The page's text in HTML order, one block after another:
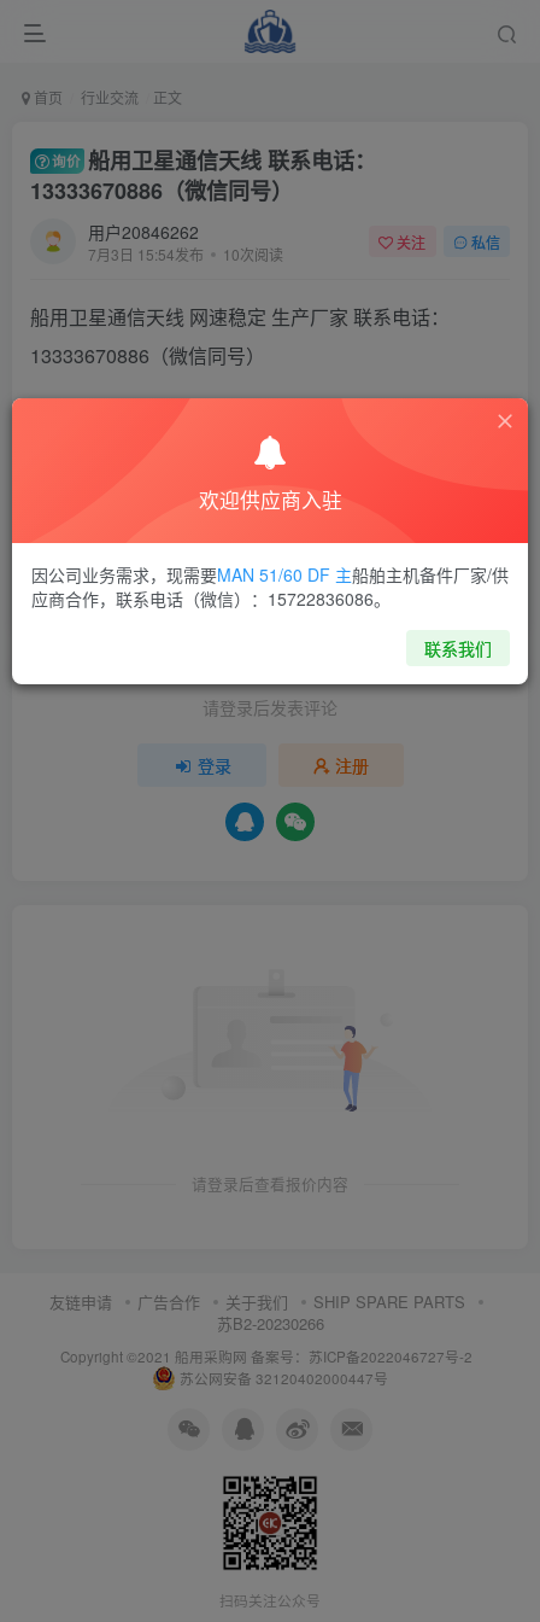
首页 行业交流 正文
询价 船用卫星通信天线 联系电话：
13333670886（微信同号）
用户20846262
7月3日 15:54发布 10次阅读
关注 私信
船用卫星通信天线 网速稳定 生产厂家 联系电话：
13333670886（微信同号）
有效，若有疑问或其他问题，请在下方留言或联系客服。
请登录后发表评论
登录 注册
请登录后查看报价内容
友链申请 广告合作 关于我们
SHIP SPARE PARTS
苏B2-20230266
Copyright ©2021 船用采购网 备案号：苏ICP备2022046727号-2
苏公网安备 32120402000447号
扫码关注公众号
欢迎供应商入驻
因公司业务需求，现需要MAN 51/60 DF 主船舶主机备件厂家/供
应商合作，联系电话（微信）：15722836086。
联系我们